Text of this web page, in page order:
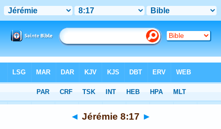
Chapitre 8> Verset 17
◄ Jérémie 8:17 ►